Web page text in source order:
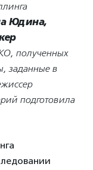
Юдина,
полученных
заданные в
подготовила